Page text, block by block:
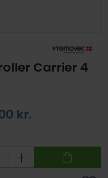
Carrier 4
kr.